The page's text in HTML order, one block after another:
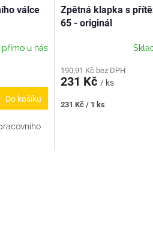
válce
u nás
Do košíku
Zpětná klapka s
65 - originál
190,91 Kč bez DPH
231 Kč / ks
Měrná
231 Kč / 1 ks